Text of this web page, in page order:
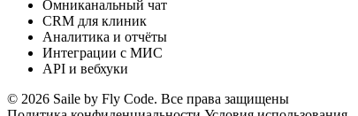
Омниканальный чат
CRM для клиник
Аналитика и отчёты
Интеграции с МИС
API и вебхуки
© 2026 Saile by Fly Code. Все права защищены